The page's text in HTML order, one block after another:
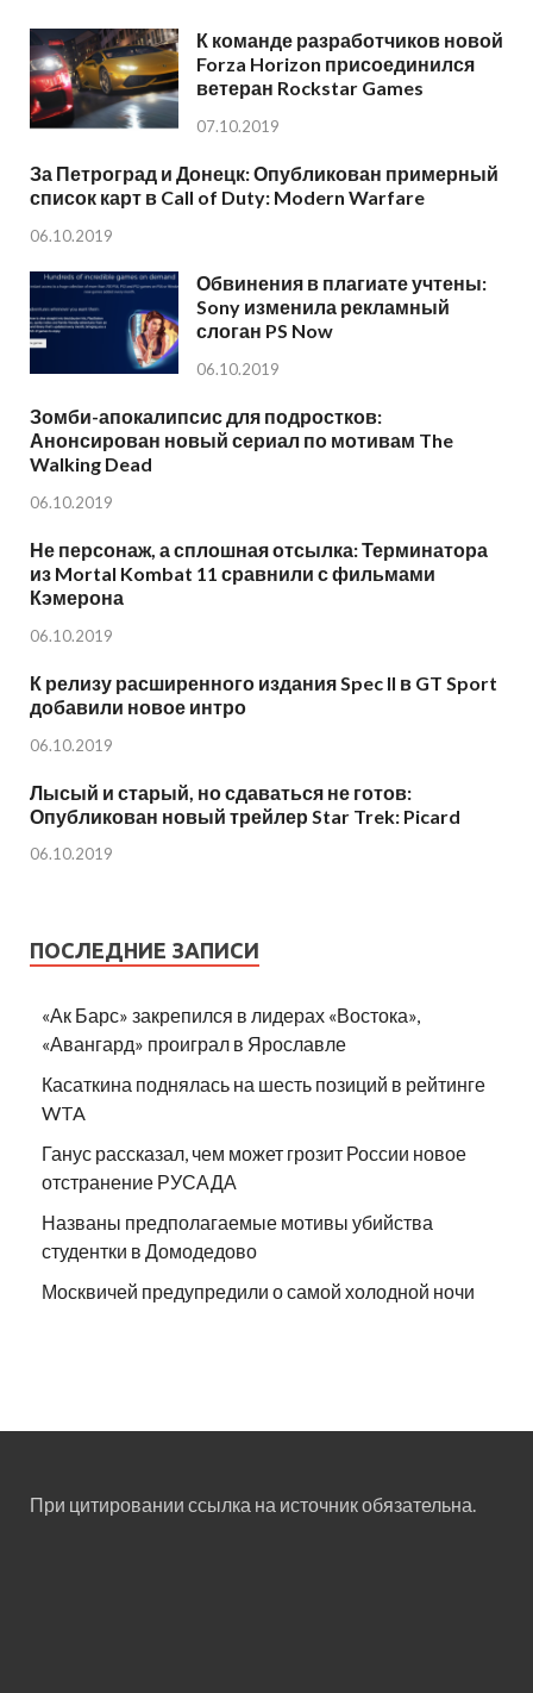
К команде разработчиков новой
Forza Horizon присоединился
ветеран Rockstar Games
07.10.2019
За Петроград и Донецк: Опубликован примерный
список карт в Call of Duty: Modern Warfare
06.10.2019
Обвинения в плагиате учтены:
Sony изменила рекламный
слоган PS Now
06.10.2019
Зомби-апокалипсис для подростков:
Анонсирован новый сериал по мотивам The
Walking Dead
06.10.2019
Не персонаж, а сплошная отсылка: Терминатора
из Mortal Kombat 11 сравнили с фильмами
Кэмерона
06.10.2019
К релизу расширенного издания Spec II в GT Sport
добавили новое интро
06.10.2019
Лысый и старый, но сдаваться не готов:
Опубликован новый трейлер Star Trek: Picard
06.10.2019
ПОСЛЕДНИЕ ЗАПИСИ
«Ак Барс» закрепился в лидерах «Востока»,
«Авангард» проиграл в Ярославле
Касаткина поднялась на шесть позиций в рейтинге
WTA
Ганус рассказал, чем может грозит России новое
отстранение РУСАДА
Названы предполагаемые мотивы убийства
студентки в Домодедово
Москвичей предупредили о самой холодной ночи
При цитировании ссылка на источник обязательна.